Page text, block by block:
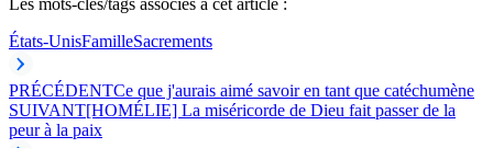
Les mots-clés/tags associés à cet article :
États-UnisFamilleSacrements
PRÉCÉDENTCe que j'aurais aimé savoir en tant que catéchumène
SUIVANT[HOMÉLIE] La miséricorde de Dieu fait passer de la
peur à la paix